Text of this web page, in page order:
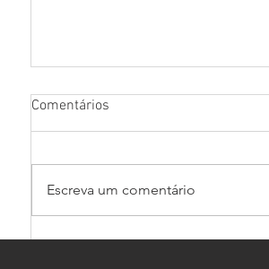
SuperCars Endurance en
Comentários
Escreva um comentário